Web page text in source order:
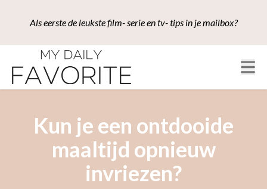
Als eerste de leukste film- serie en tv- tips in je mailbox?
Kun je een ontdooide
maaltijd opnieuw
invriezen?